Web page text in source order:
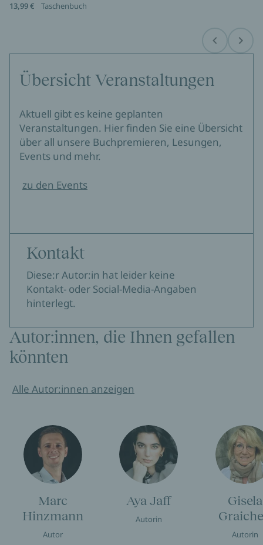
13,99 €
Taschenbuch
Before Next
Übersicht Veranstaltungen
Aktuell gibt es keine geplanten
Veranstaltungen. Hier finden Sie eine Übersicht
über all unsere Buchpremieren, Lesungen,
Events und mehr.
zu den Events
Kontakt
Diese:r Autor:in hat leider keine
Kontakt- oder Social-Media-Angaben
hinterlegt.
Autor:innen, die Ihnen gefallen
könnten
Alle Autor:innen anzeigen
Marc
Hinzmann
Autor
Aya Jaff
Autorin
Gisela
Autorin